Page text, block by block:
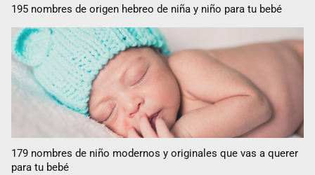
195 nombres de origen hebreo de niña y niño para tu bebé
179 nombres de niño modernos y originales que vas a querer
para tu bebé